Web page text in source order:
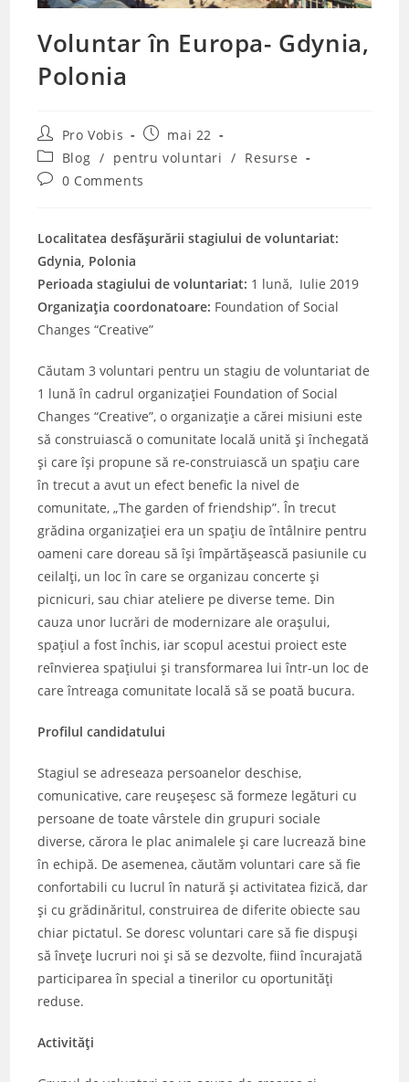
Voluntar în Europa- Gdynia,
Polonia
Post
author:
Pro Vobis
Post
published:
mai 22
Post
category:
Blog / pentru voluntari / Resurse
Post0 Comments
Localitatea desfășurării stagiului de voluntariat:
Gdynia, Polonia
Perioada stagiului de voluntariat: 1 lună, Iulie 2019
Organizația coordonatoare: Foundation of Social
Changes “Creative”
Căutam 3 voluntari pentru un stagiu de voluntariat de
1 lună în cadrul organizației Foundation of Social
Changes “Creative”, o organizație a cărei misiuni este
să construiască o comunitate locală unită și închegată
și care își propune să re-construiască un spațiu care
în trecut a avut un efect benefic la nivel de
comunitate, „The garden of friendship”. În trecut
grădina organizației era un spațiu de întâlnire pentru
oameni care doreau să își împărtășească pasiunile cu
ceilalți, un loc în care se organizau concerte și
picnicuri, sau chiar ateliere pe diverse teme. Din
cauza unor lucrări de modernizare ale orașului,
spațiul a fost închis, iar scopul acestui proiect este
reînvierea spațiului și transformarea lui într-un loc de
care întreaga comunitate locală să se poată bucura.
Profilul candidatului
Stagiul se adreseaza persoanelor deschise,
comunicative, care reușeșesc să formeze legături cu
persoane de toate vârstele din grupuri sociale
diverse, cărora le plac animalele și care lucrează bine
în echipă. De asemenea, căutăm voluntari care să fie
confortabili cu lucrul în natură și activitatea fizică, dar
și cu grădinăritul, construirea de diferite obiecte sau
chiar pictatul. Se doresc voluntari care să fie dispuși
să învețe lucruri noi și să se dezvolte, fiind încurajată
participarea în special a tinerilor cu oportunități
reduse.
Activități